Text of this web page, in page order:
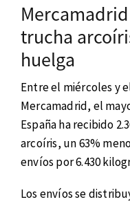
trucha
huelga
Entre el miércoles y
Mercamadrid, el
España ha recibido
arcoíris, un 63%
envíos por 6.430
Los envíos se